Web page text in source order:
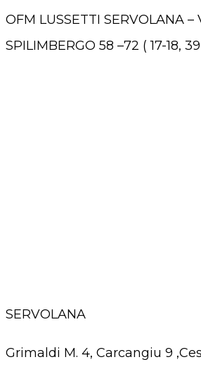
OFM LUSSETTI SERVOLANA –
SPILIMBERGO 58 –72 ( 17-18,
SERVOLANA
Grimaldi M. 4, Carcangiu 9